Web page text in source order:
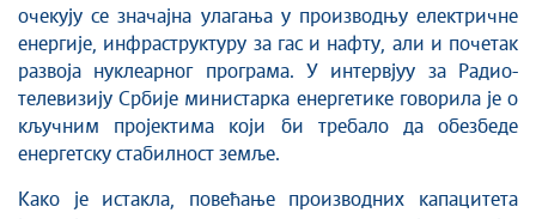
очекују се значајна улагања у производњу електричне
енергије, инфраструктуру за гас и нафту, али и почетак
развоја нуклеарног програма. У интервјуу за Радио-
телевизију Србије министарка енергетике говорила је о
кључним пројектима који би требало да обезбеде
енергетску стабилност земље.
Како је истакла, повећање производних капацитета